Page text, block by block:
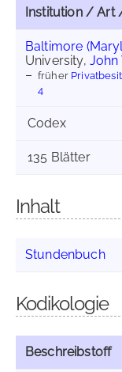
Institution / Art
Baltimore
University, John
früher
4
Codex
135 Blätter
Inhalt
Stundenbuch
Kodikologie
Beschreibstoff